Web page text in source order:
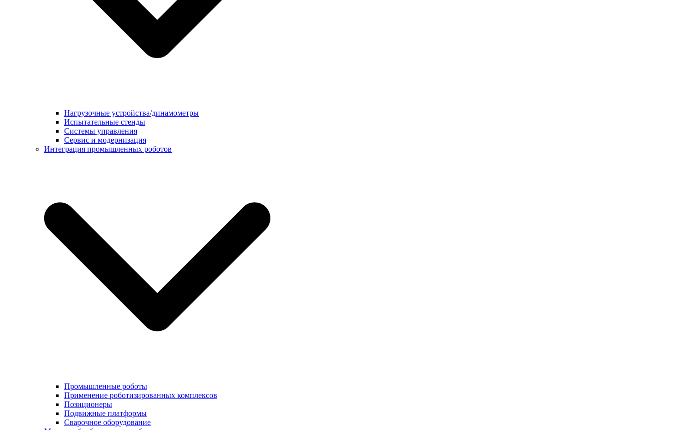
Нагрузочные устройства/динамометры
Испытательные стенды
Системы управления
Сервис и модернизация
Интеграция промышленных роботов
Промышленные роботы
Применение роботизированных комплексов
Позиционеры
Подвижные платформы
Сварочное оборудование